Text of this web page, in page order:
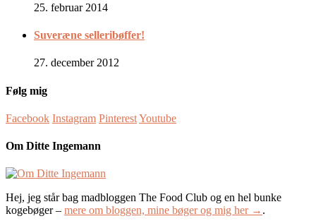
25. februar 2014
Suveræne selleribøffer!
27. december 2012
Følg mig
Facebook Instagram PinterestYoutube
Om Ditte Ingemann
Hej, jeg står bag madbloggen The Food Club og en hel bunke
kogebøger – mere om bloggen, mine bøger og mig her → .